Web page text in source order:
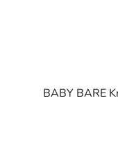
BABY BARE